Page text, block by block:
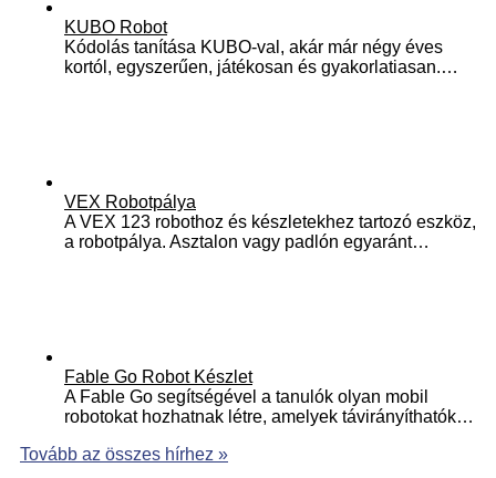
KUBO Robot
Kódolás tanítása KUBO-val, akár már négy éves
kortól, egyszerűen, játékosan és gyakorlatiasan.…
VEX Robotpálya
A VEX 123 robothoz és készletekhez tartozó eszköz,
a robotpálya. Asztalon vagy padlón egyaránt…
Fable Go Robot Készlet
A Fable Go segítségével a tanulók olyan mobil
robotokat hozhatnak létre, amelyek távirányíthatók…
Tovább az összes hírhez »